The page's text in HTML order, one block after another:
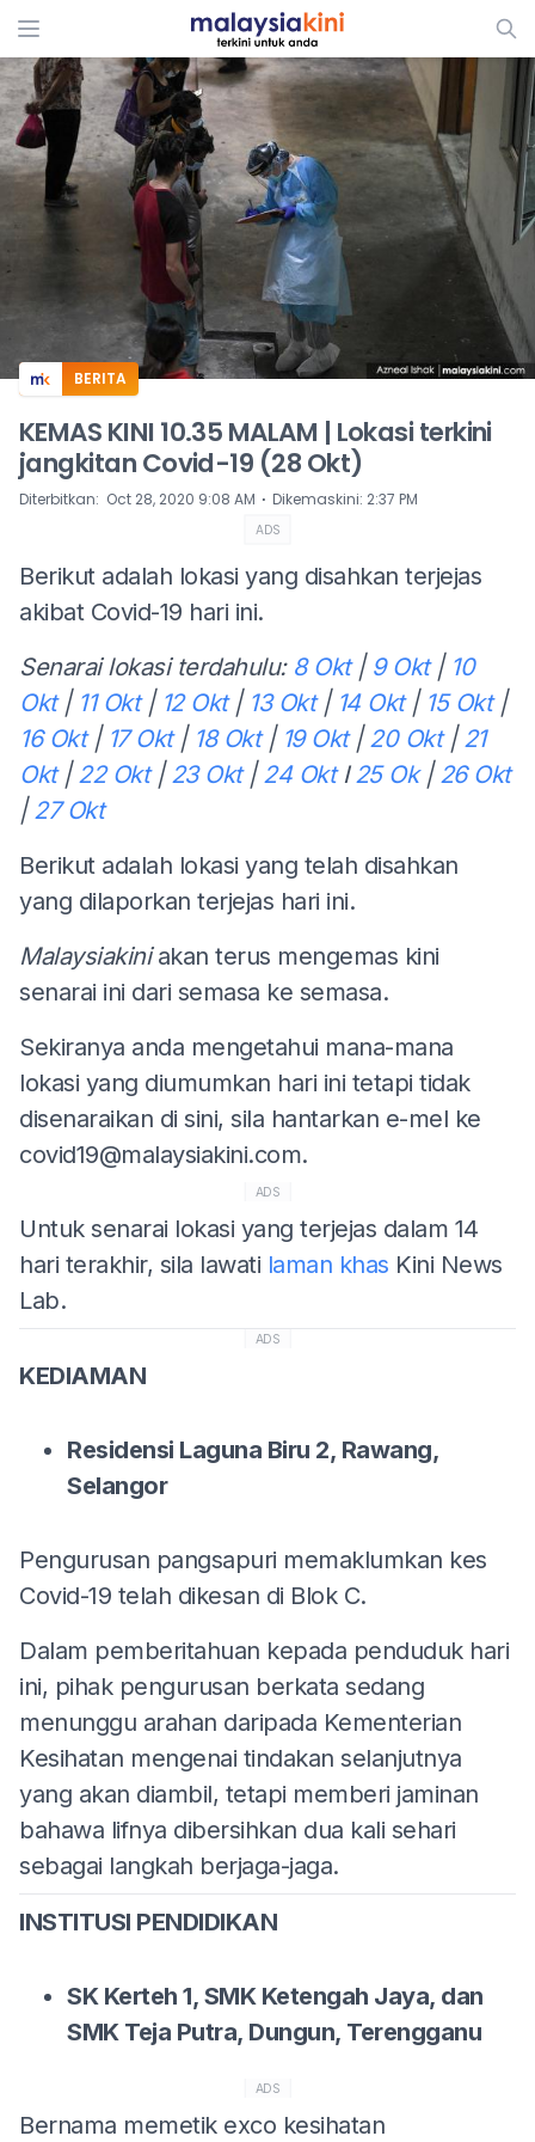
ADS
BERITA
KEMAS KINI 10.35 MALAM | Lokasi terkini
jangkitan Covid-19 (28 Okt)
Diterbitkan: Oct 28, 2020 9:08 AM ⋅ Dikemaskini: 2:37 PM
ADS
Berikut adalah lokasi yang disahkan terjejas
akibat Covid-19 hari ini.
Senarai lokasi terdahulu: 8 Okt| 9 Okt| 10
Okt| 11 Okt| 12 Okt| 13 Okt| 14 Okt| 15 Okt|
16 Okt| 17 Okt| 18 Okt| 19 Okt| 20 Okt| 21
Okt| 22 Okt| 23 Okt| 24 OktI 25 Ok| 26 Okt
| 27 Okt
Berikut adalah lokasi yang telah disahkan
yang dilaporkan terjejas hari ini.
Malaysiakiniakan terus mengemas kini
senarai ini dari semasa ke semasa.
Sekiranya anda mengetahui mana-mana
lokasi yang diumumkan hari ini tetapi tidak
disenaraikan di sini, sila hantarkan e-mel ke
covid19@malaysiakini.com.
ADS
Untuk senarai lokasi yang terjejas dalam 14
hari terakhir, sila lawati laman khas Kini News
Lab.
ADS
KEDIAMAN
Residensi Laguna Biru 2, Rawang,
Selangor
Pengurusan pangsapuri memaklumkan kes
Covid-19 telah dikesan di Blok C.
Dalam pemberitahuan kepada penduduk hari
ini, pihak pengurusan berkata sedang
menunggu arahan daripada Kementerian
Kesihatan mengenai tindakan selanjutnya
yang akan diambil, tetapi memberi jaminan
bahawa lifnya dibersihkan dua kali sehari
sebagai langkah berjaga-jaga.
INSTITUSI PENDIDIKAN
SK Kerteh 1, SMK Ketengah Jaya, dan
SMK Teja Putra, Dungun, Terengganu
ADS
Bernama memetik exco kesihatan